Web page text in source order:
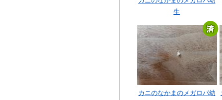
生
カニのなかまのメガロパ幼